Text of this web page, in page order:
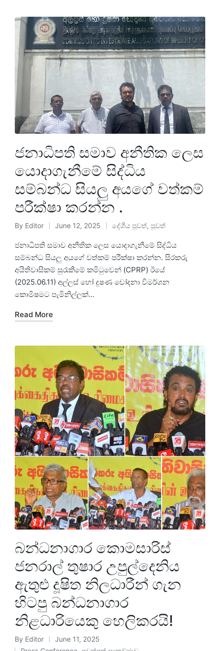
ජනාධිපති සමාව අනීතික ලෙස
යොදාගැනීමේ සිද්ධිය
සම්බන්ධ සියලු අයගේ වත්කම්
පරීක්ෂා කරන්න .
By Editor June 12, 2025 දේශීය පුවත්, පුවත්
ජනාධිපති සමාව අනීතික ලෙස යොදාගැනීමේ සිද්ධිය
සම්බන්ධ සියලු අයගේ වත්කම් පරීක්ෂා කරන්න. සිරකරු
අයිතිවාසිකම් සුරැකීමේ කමිටුවෙන් (CPRP) ඊයේ
(2025.06.11) අල්ලස් හෝ දූෂණ චෝදනා විමර්ශන
කොමිෂමට පැමිනිල්ලක්...
Read More
බන්ධනාගාර කොමසාරිස්
ජනරාල් තුෂාර උපුල්දෙනිය
ඇතුළු දූෂිත නිලධාරීන් ගැන
හිටපු බන්ධනාගාර
නිළධාරියෙකු හෙලිකරයි!
By Editor
June 11, 2025